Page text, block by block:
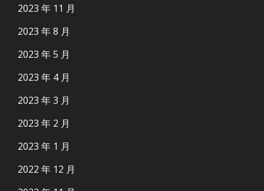
2023 年 11 月
2023 年 8 月
2023 年 5 月
2023 年 4 月
2023 年 3 月
2023 年 2 月
2023 年 1 月
2022 年 12 月